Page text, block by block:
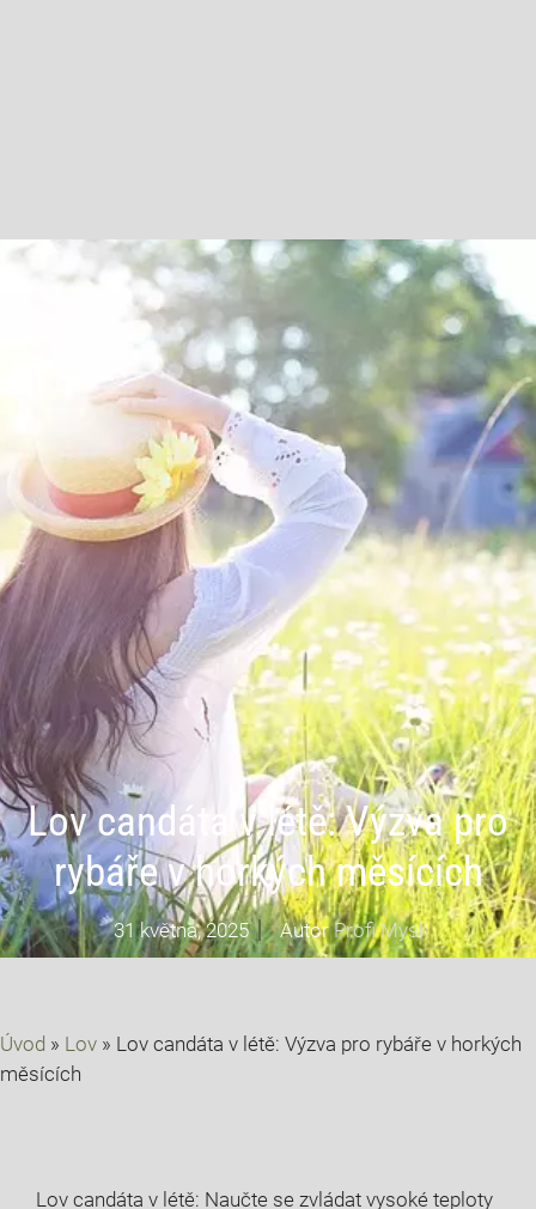
Lov candáta v létě: Výzva pro
rybáře v horkých měsících
31 května, 2025 AutorProfi Mysl
Úvod » Lov » Lov candáta v létě: Výzva pro rybáře v horkých
měsících
Lov candáta v létě: Naučte se zvládat vysoké teploty